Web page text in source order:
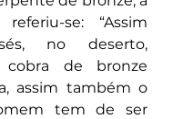
se: “Assim
no deserto,
de bronze
assim também o
tem de ser